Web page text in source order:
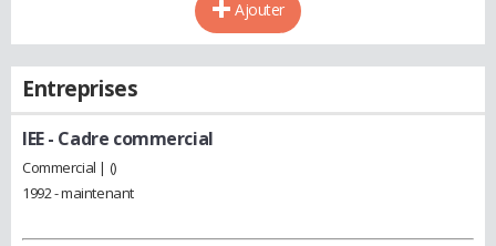
Ajouter
Entreprises
IEE- Cadre commercial
Commercial | ()
1992 - maintenant